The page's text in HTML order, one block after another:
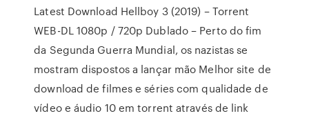
Latest Download Hellboy 3 (2019) – Torrent
WEB-DL 1080p / 720p Dublado – Perto do fim
da Segunda Guerra Mundial, os nazistas se
mostram dispostos a lançar mão Melhor site de
download de filmes e séries com qualidade de
vídeo e áudio 10 em torrent através de link